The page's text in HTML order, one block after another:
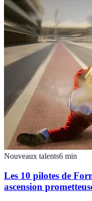
Nouveaux talents6 min
Les 10 pilotes de
ascension